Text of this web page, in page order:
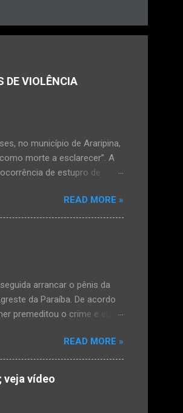
DE VIOLÊNCIA
no município de Araripina,
morte a esclarecer”. A
de estupro de
médica, a vítima estava
e vaginal. Os pais
de mal-estar. Segundo
na segunda-feira pela
READ MORE »
arrancar o pênis da
da Paraíba. De acordo
premeditou o crime e ela
também escreveu uma
que o filho mais velho, fruto
da família. Ela já havia
pênis dele, a mulher ainda
READ MORE »
veja vídeo